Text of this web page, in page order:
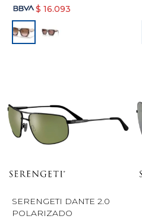
$ 16.093
SERENGETI DANTE 2.0
POLARIZADO